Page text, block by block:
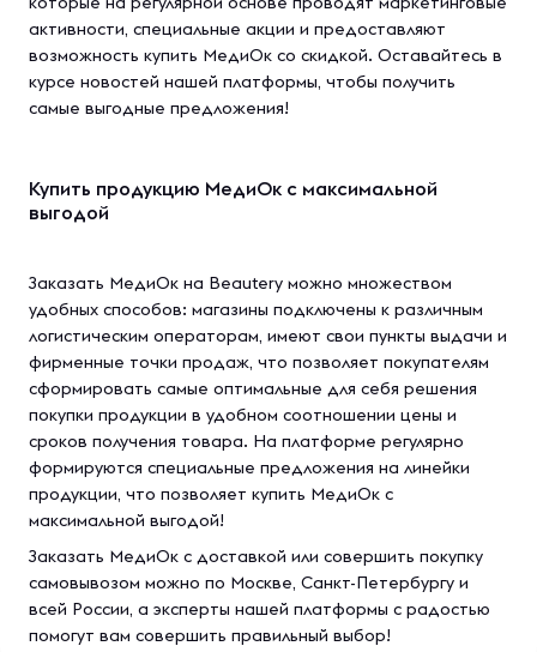
активности, специальные акции и предоставляют
возможность купить МедиОк со скидкой. Оставайтесь в
курсе новостей нашей платформы, чтобы получить
самые выгодные предложения!
Купить продукцию МедиОк с максимальной
выгодой
Заказать МедиОк на Beautery можно множеством
удобных способов: магазины подключены к различным
логистическим операторам, имеют свои пункты выдачи и
фирменные точки продаж, что позволяет покупателям
сформировать самые оптимальные для себя решения
покупки продукции в удобном соотношении цены и
сроков получения товара. На платформе регулярно
формируются специальные предложения на линейки
продукции, что позволяет купить МедиОк с
максимальной выгодой!
Заказать МедиОк с доставкой или совершить покупку
самовывозом можно по Москве, Санкт-Петербургу и
всей России, а эксперты нашей платформы с радостью
помогут вам совершить правильный выбор!